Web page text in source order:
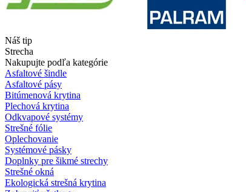
Náš tip
Strecha
Nakupujte podľa kategórie
Asfaltové šindle
Asfaltové pásy
Bitúmenová krytina
Plechová krytina
Odkvapové systémy
Strešné fólie
Oplechovanie
Systémové pásky
Doplnky pre šikmé strechy
Strešné okná
Ekologická strešná krytina